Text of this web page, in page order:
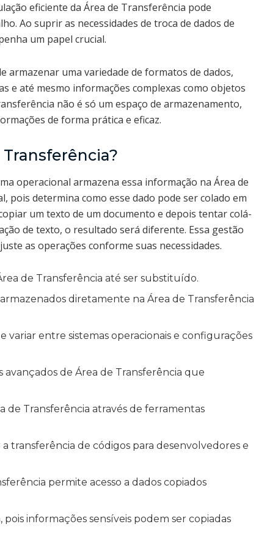
eficiente da Área de Transferência pode
Ao suprir as necessidades de troca de dados de
um papel crucial.
armazenar uma variedade de formatos de dados,
e até mesmo informações complexas como objetos
não é só um espaço de armazenamento,
de forma prática e eficaz.
operacional armazena essa informação na Área de
pois determina como esse dado pode ser colado em
um texto de um documento e depois tentar colá-
de texto, o resultado será diferente. Essa gestão
as operações conforme suas necessidades.
de Transferência até ser substituído.
diretamente na Área de Transferência
variar entre sistemas operacionais e configurações
de Área de Transferência que
de Transferência através de ferramentas
transferência de códigos para desenvolvedores e
permite acesso a dados copiados
informações sensíveis podem ser copiadas